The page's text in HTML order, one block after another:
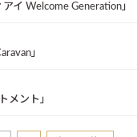
イ Welcome Generation」
」
メント」